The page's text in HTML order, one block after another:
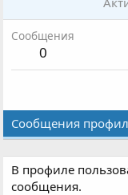
Сообщения
0
Сообщения
В профиле
сообщения.